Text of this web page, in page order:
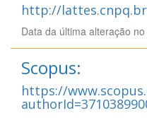
http://
Data da última alteração
Scopus:
https://